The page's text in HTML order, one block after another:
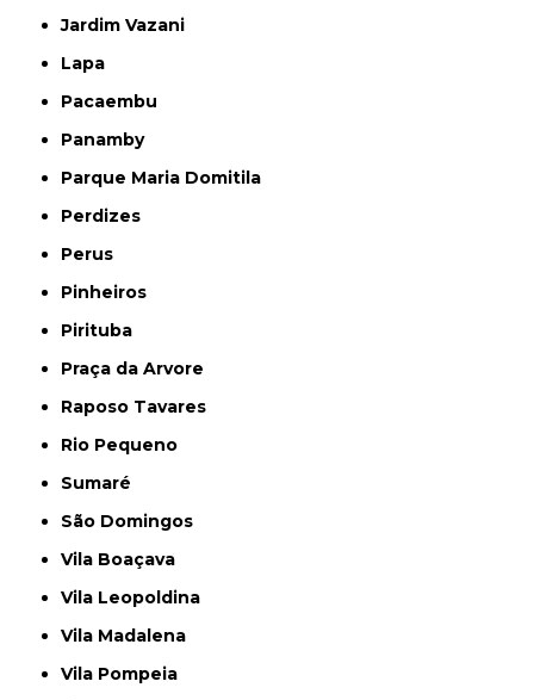
Jardim Vazani
Lapa
Pacaembu
Panamby
Parque Maria Domitila
Perdizes
Perus
Pinheiros
Pirituba
Praça da Arvore
Raposo Tavares
Rio Pequeno
Sumaré
São Domingos
Vila Boaçava
Vila Leopoldina
Vila Madalena
Vila Pompeia